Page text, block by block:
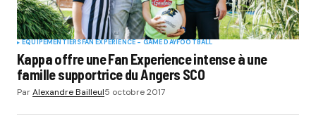
EQUIPEMENTIERSFAN EXPERIENCE - GAME DAYFOOTBALL
Kappa offre une Fan Experience intense à une
famille supportrice du Angers SCO
ParAlexandre Bailleul5 octobre 2017